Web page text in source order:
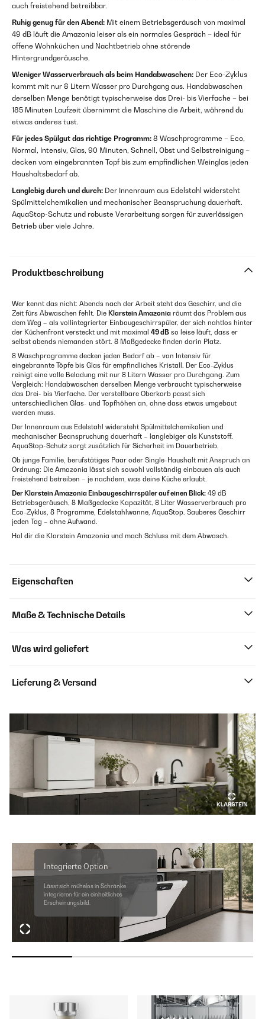
auch freistehend betreibbar.
Ruhig genug für den Abend: Mit einem Betriebsgeräusch von maximal
49 dB läuft die Amazonia leiser als ein normales Gespräch – ideal für
offene Wohnküchen und Nachtbetrieb ohne störende
Hintergrundgeräusche.
Weniger Wasserverbrauch als beim Handabwaschen: Der Eco-Zyklus
kommt mit nur 8 Litern Wasser pro Durchgang aus. Handabwaschen
derselben Menge benötigt typischerweise das Drei- bis Vierfache – bei
185 Minuten Laufzeit übernimmt die Maschine die Arbeit, während du
etwas anderes tust.
Für jedes Spülgut das richtige Programm: 8 Waschprogramme – Eco,
Normal, Intensiv, Glas, 90 Minuten, Schnell, Obst und Selbstreinigung –
decken vom eingebrannten Topf bis zum empfindlichen Weinglas jeden
Haushaltsbedarf ab.
Langlebig durch und durch: Der Innenraum aus Edelstahl widersteht
Spülmittelchemikalien und mechanischer Beanspruchung dauerhaft.
AquaStop-Schutz und robuste Verarbeitung sorgen für zuverlässigen
Betrieb über viele Jahre.
Produktbeschreibung
Wer kennt das nicht: Abends nach der Arbeit steht das Geschirr, und die
Zeit fürs Abwaschen fehlt. Die Klarstein Amazonia räumt das Problem aus
dem Weg – als vollintegrierter Einbaugeschirrspüler, der sich nahtlos hinter
der Küchenfront versteckt und mit maximal 49 dB so leise läuft, dass er
selbst abends niemanden stört. 8 Maßgedecke finden darin Platz.
8 Waschprogramme decken jeden Bedarf ab – von Intensiv für
eingebrannte Töpfe bis Glas für empfindliches Kristall. Der Eco-Zyklus
reinigt eine volle Beladung mit nur 8 Litern Wasser pro Durchgang. Zum
Vergleich: Handabwaschen derselben Menge verbraucht typischerweise
das Drei- bis Vierfache. Der verstellbare Oberkorb passt sich
unterschiedlichen Glas- und Topfhöhen an, ohne dass etwas umgebaut
werden muss.
Der Innenraum aus Edelstahl widersteht Spülmittelchemikalien und
mechanischer Beanspruchung dauerhaft – langlebiger als Kunststoff.
AquaStop-Schutz sorgt zusätzlich für Sicherheit im Dauerbetrieb.
Ob junge Familie, berufstätiges Paar oder Single-Haushalt mit Anspruch an
Ordnung: Die Amazonia lässt sich sowohl vollständig einbauen als auch
freistehend betreiben – je nachdem, was deine Küche erlaubt.
Der Klarstein Amazonia Einbaugeschirrspüler auf einen Blick: 49 dB
Betriebsgeräusch, 8 Maßgedecke Kapazität, 8 Liter Wasserverbrauch pro
Eco-Zyklus, 8 Programme, Edelstahlwanne, AquaStop. Sauberes Geschirr
jeden Tag – ohne Aufwand.
Hol dir die Klarstein Amazonia und mach Schluss mit dem Abwasch.
Eigenschaften
Maße & Technische Details
Was wird geliefert
Lieferung & Versand
Integrierte Option
Lässt sich mühelos in Schränke
integrieren für ein einheitliches
Erscheinungsbild.